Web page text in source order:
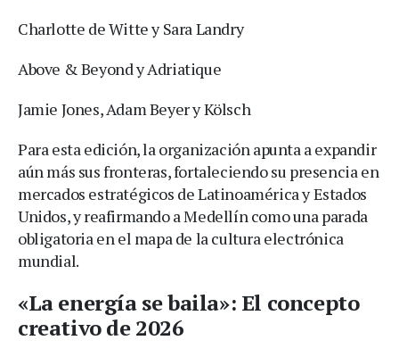
Charlotte de Witte y Sara Landry
Above & Beyond y Adriatique
Jamie Jones, Adam Beyer y Kölsch
Para esta edición, la organización apunta a expandir
aún más sus fronteras, fortaleciendo su presencia en
mercados estratégicos de Latinoamérica y Estados
Unidos, y reafirmando a Medellín como una parada
obligatoria en el mapa de la cultura electrónica
mundial.
«La energía se baila»: El concepto
creativo de 2026